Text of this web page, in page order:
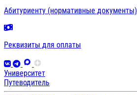
Абитуриенту (нормативные документы)
Реквизиты для оплаты
Университет
Путеводитель